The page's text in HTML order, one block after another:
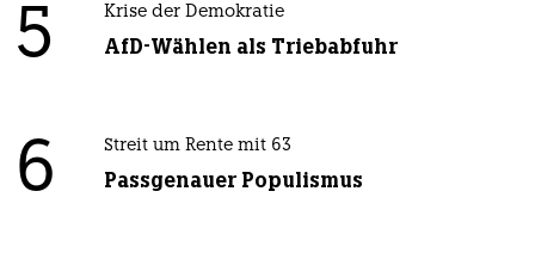
5 Krise der Demokratie
AfD-Wählen als Triebabfuhr
6 Streit um Rente mit 63
Passgenauer Populismus